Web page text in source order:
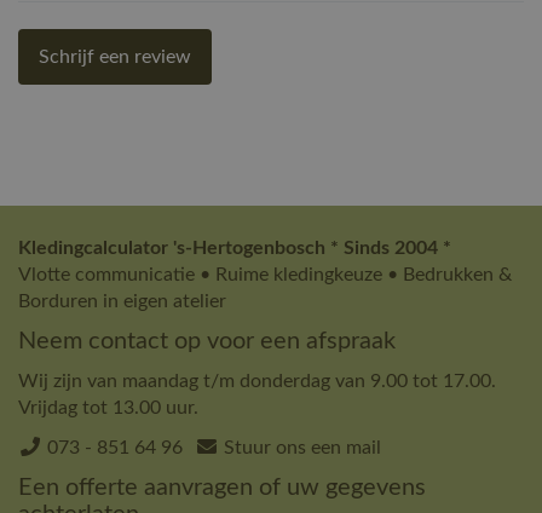
Schrijf een review
Kledingcalculator 's-Hertogenbosch * Sinds 2004 *
Vlotte communicatie • Ruime kledingkeuze • Bedrukken &
Borduren in eigen atelier
Neem contact op voor een afspraak
Wij zijn van maandag t/m donderdag van 9.00 tot 17.00.
Vrijdag tot 13.00 uur.
073 - 851 64 96 Stuur ons een mail
Een offerte aanvragen of uw gegevens